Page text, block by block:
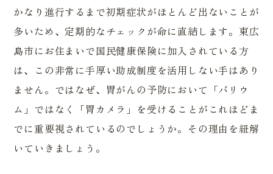
かなり進行するまで初期症状がほとんど出ないことが
多いため、定期的なチェックが命に直結します。東広
島市にお住まいで国民健康保険に加入されている方
は、この非常に手厚い助成制度を活用しない手はあり
ません。ではなぜ、胃がんの予防において「バリウ
ム」ではなく「胃カメラ」を受けることがこれほどま
でに重要視されているのでしょうか。その理由を紐解
いていきましょう。